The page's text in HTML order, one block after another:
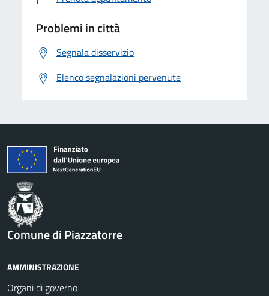
Problemi in città
Segnala disservizio
Elenco segnalazioni pervenute
Comune di Piazzatorre
AMMINISTRAZIONE
Organi di governo